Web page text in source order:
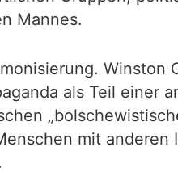
Mannes.
als Teil einer
mit